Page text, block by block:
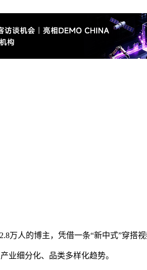
万人的博主，凭借一条“新中式”穿搭视
业细分化、品类多样化趋势。